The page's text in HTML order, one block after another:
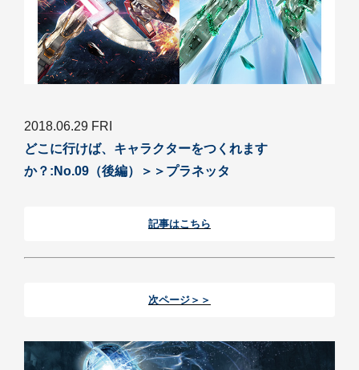
2018.06.29 FRI
どこに行けば、キャラクターをつくれます
か？:No.09（後編）＞＞プラネッタ
記事はこちら
次ページ＞＞